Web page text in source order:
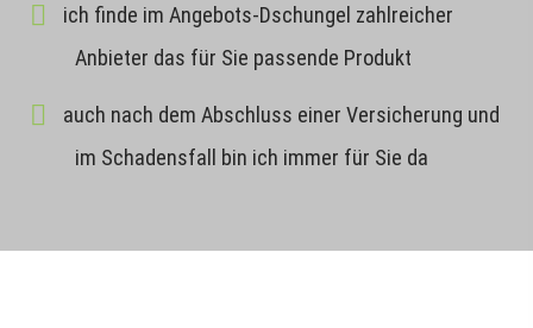
ich finde im Angebots-Dschungel zahlreicher
Anbieter das für Sie passende Produkt
auch nach dem Abschluss einer Versicherung und
im Schadensfall bin ich immer für Sie da